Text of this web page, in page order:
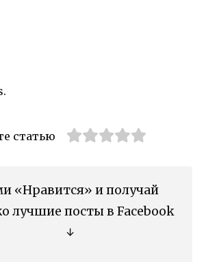
статью
«Нравится» и получай
лучшие посты в Facebook
↓